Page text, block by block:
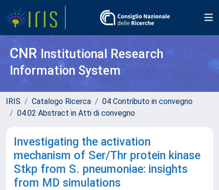
CNR Institutional Research
Information System
IRIS Catalogo Ricerca
04 Contributo in convegno
04.02 Abstract in Atti di convegno
Investigating the activation
mechanism of Ser/Thr protein kinase
Stkp from S. pneumoniae: insights
from MD simulations